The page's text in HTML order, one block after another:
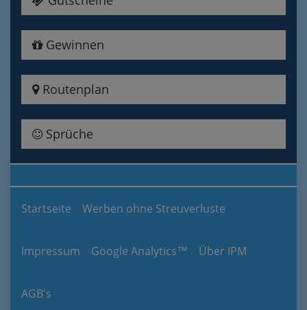
Gewinnen
Routenplan
Sprüche
Startseite Werben ohne Streuverluste
Impressum Google Analytics™ Über IPM
AGB's